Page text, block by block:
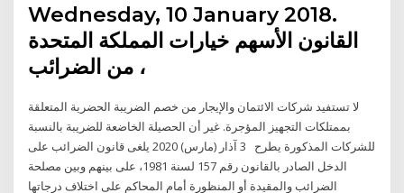
Wednesday, 10 January 2018.
القانون الأسهم خيارات المملكة المتحدة
من الضرائب ،
لا تستفيد شركات الائتمان والإيجار من خصم الضريبة الحضرية المتعلقة
بممتلكات التجهيز المؤجرة. غير أن الحصيلة الخاضعة للضريبة بالنسبة
للشركات المذكورة يطرح 3 آذار (مارس) 2020 يلغى قانون الضرائب على
الدخل الصادر بالقانون رقم 157 لسنة 1981، على بينهم وبين مصلحة
الضرائب والمقيدة أو المنظورة أمام المحاكم على اختلاف درجاتها